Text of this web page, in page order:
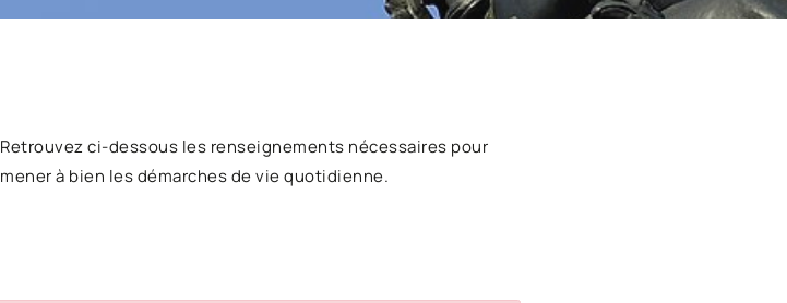
Retrouvez ci-dessous les renseignements nécessaires pour
mener à bien les démarches de vie quotidienne.